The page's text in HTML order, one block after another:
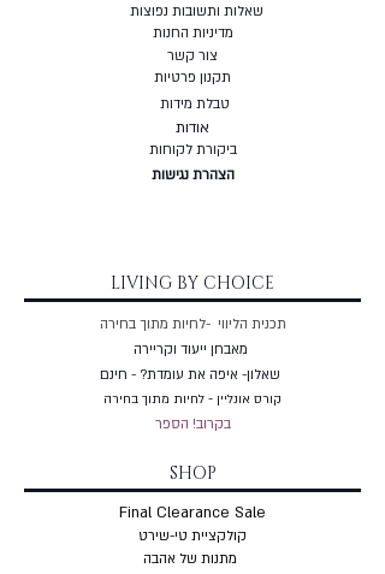
שאלות ותשובות נפוצות
מדיניות החנות
צור קשר
תקנון פרטיות
טבלת מידות
אודות
ביקורת לקוחות
הצהרת נגישות
LIVING BY CHOICE
תכנית הליווי -לחיות מתוך בחירה
מאבחן ייעוד וקריירה
שאלון- איפה את עומדת? - חינם
קורס אונליין - לחיות מתוך בחירה
בקרוב! הספר
SHOP
Final Clearance Sale
קולקציית טי-שירט
מתנות של אהבה